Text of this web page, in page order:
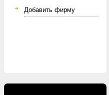
Добавить фирму